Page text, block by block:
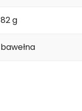
82 g
bawełna